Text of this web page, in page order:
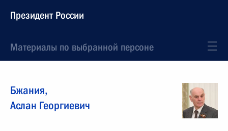
Президент России
Материалы по выбранной персоне
Бжания,
Аслан Георгиевич